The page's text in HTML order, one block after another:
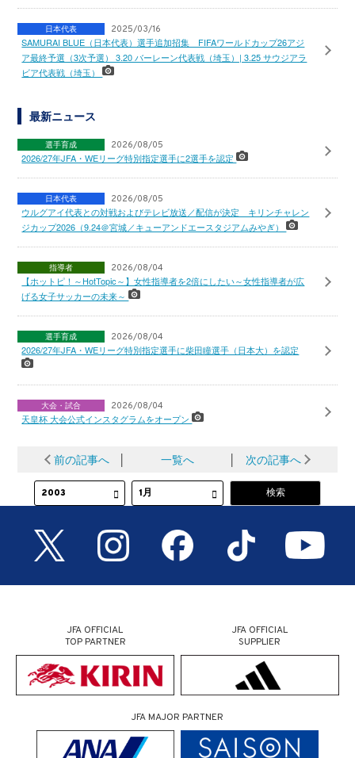
日本代表 2025/03/16
SAMURAI BLUE（日本代表）選手追加招集 FIFAワールドカップ26アジ
ア最終予選（3次予選） 3.20 バーレーン代表戦（埼玉）| 3.25 サウジアラ
ビア代表戦（埼玉）
最新ニュース
選手育成 2026/08/05
2026/27年JFA・WEリーグ特別指定選手に2選手を認定
日本代表 2026/08/05
ウルグアイ代表との対戦およびテレビ放送／配信が決定 キリンチャレン
ジカップ2026（9.24＠宮城／キューアンドエースタジアムみやぎ）
指導者 2026/08/04
【ホットピ！～HotTopic～】女性指導者を2倍にしたい～女性指導者が広
げる女子サッカーの未来～
選手育成 2026/08/04
2026/27年JFA・WEリーグ特別指定選手に柴田瞳選手（日本大）を認定
大会・試合 2026/08/04
天皇杯 大会公式インスタグラムをオープン
前の記事へ │ 一覧へ │ 次の記事へ
JFA OFFICIAL
TOP PARTNER
JFA OFFICIAL
SUPPLIER
JFA MAJOR PARTNER